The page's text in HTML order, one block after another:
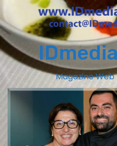
Magazine